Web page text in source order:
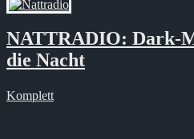
NATTRADIO: Dark-
die Nacht
Komplett